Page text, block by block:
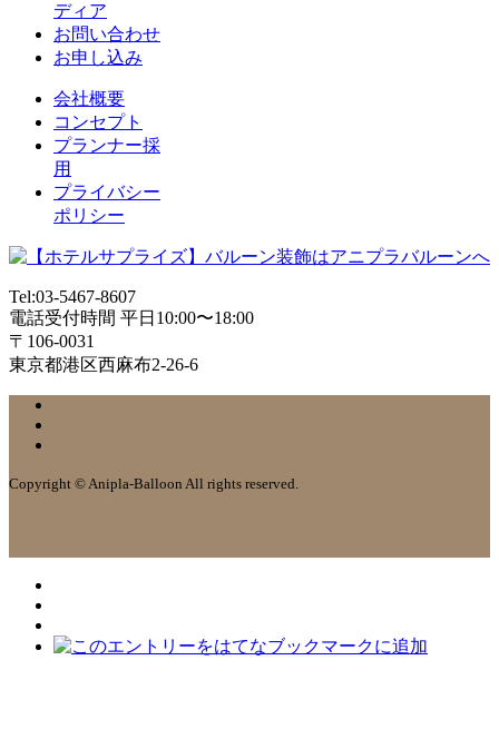
ディア
お問い合わせ
お申し込み
会社概要
コンセプト
プランナー採
用
プライバシー
ポリシー
Tel:03-5467-8607
電話受付時間 平日10:00〜18:00
〒106-0031
東京都港区西麻布2-26-6
Copyright © Anipla-Balloon All rights reserved.